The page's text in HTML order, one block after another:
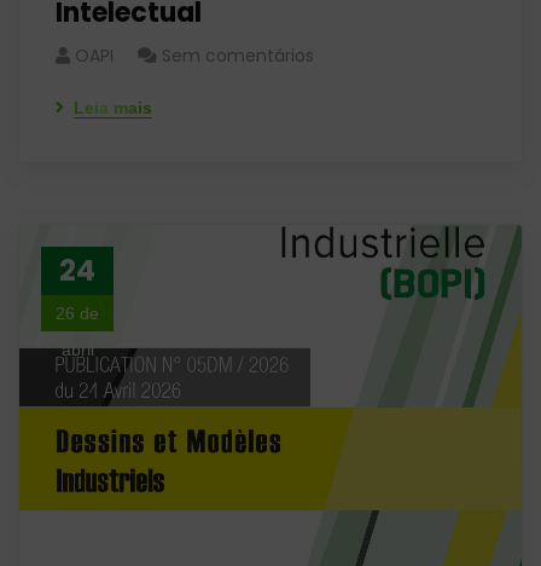
Intelectual
OAPI Sem comentários
Leia mais
24
26 de
abril